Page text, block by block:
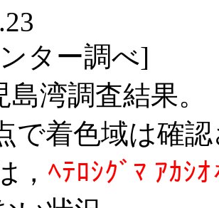
ター調べ]
島湾調査結果。
で着色域は確
， ﾍﾃﾛｼｸﾞﾏ ｱｶｼ